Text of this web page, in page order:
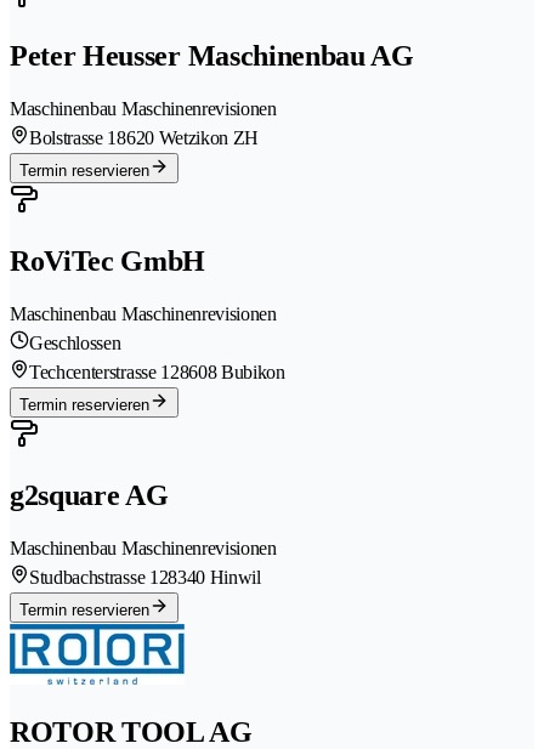
Peter Heusser Maschinenbau AG
Maschinenbau Maschinenrevisionen
Bolstrasse 18620 Wetzikon ZH
Termin reservieren
RoViTec GmbH
Maschinenbau Maschinenrevisionen
Geschlossen
Techcenterstrasse 128608 Bubikon
Termin reservieren
g2square AG
Maschinenbau Maschinenrevisionen
Studbachstrasse 128340 Hinwil
Termin reservieren
ROTOR TOOL AG